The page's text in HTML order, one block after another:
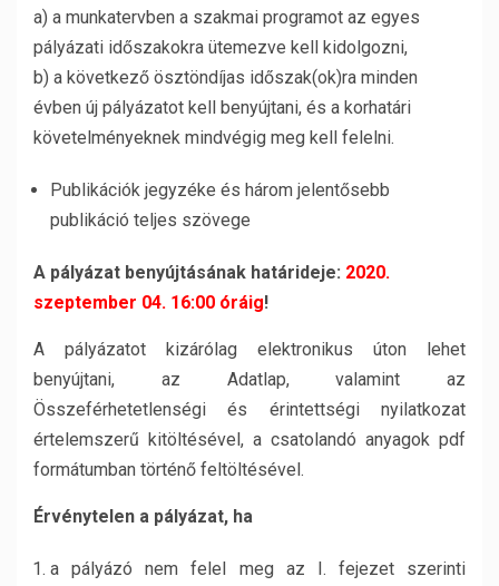
a) a munkatervben a szakmai programot az egyes
pályázati időszakokra ütemezve kell kidolgozni,
b) a következő ösztöndíjas időszak(ok)ra minden
évben új pályázatot kell benyújtani, és a korhatári
követelményeknek mindvégig meg kell felelni.
Publikációk jegyzéke és három jelentősebb
publikáció teljes szövege
A pályázat benyújtásának határideje: 2020.
szeptember 04. 16:00 óráig!
A pályázatot kizárólag elektronikus úton lehet
benyújtani, az Adatlap, valamint az
Összeférhetetlenségi és érintettségi nyilatkozat
értelemszerű kitöltésével, a csatolandó anyagok pdf
formátumban történő feltöltésével.
Érvénytelen a pályázat, ha
a pályázó nem felel meg az I. fejezet szerinti